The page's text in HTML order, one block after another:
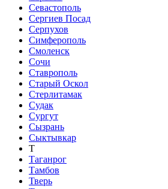
Севастополь
Сергиев Посад
Серпухов
Симферополь
Смоленск
Сочи
Ставрополь
Старый Оскол
Стерлитамак
Судак
Сургут
Сызрань
Сыктывкар
Т
Таганрог
Тамбов
Тверь